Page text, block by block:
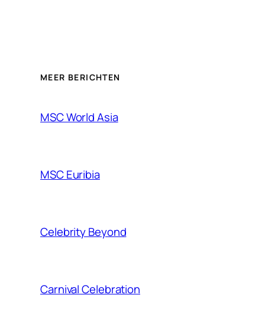
MEER BERICHTEN
MSC World Asia
MSC Euribia
Celebrity Beyond
Carnival Celebration